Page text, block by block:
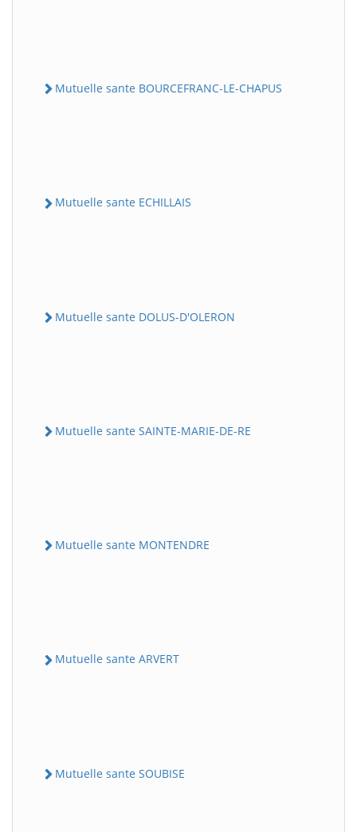
Mutuelle sante BOURCEFRANC-LE-CHAPUS
Mutuelle sante ECHILLAIS
Mutuelle sante DOLUS-D'OLERON
Mutuelle sante SAINTE-MARIE-DE-RE
Mutuelle sante MONTENDRE
Mutuelle sante ARVERT
Mutuelle sante SOUBISE